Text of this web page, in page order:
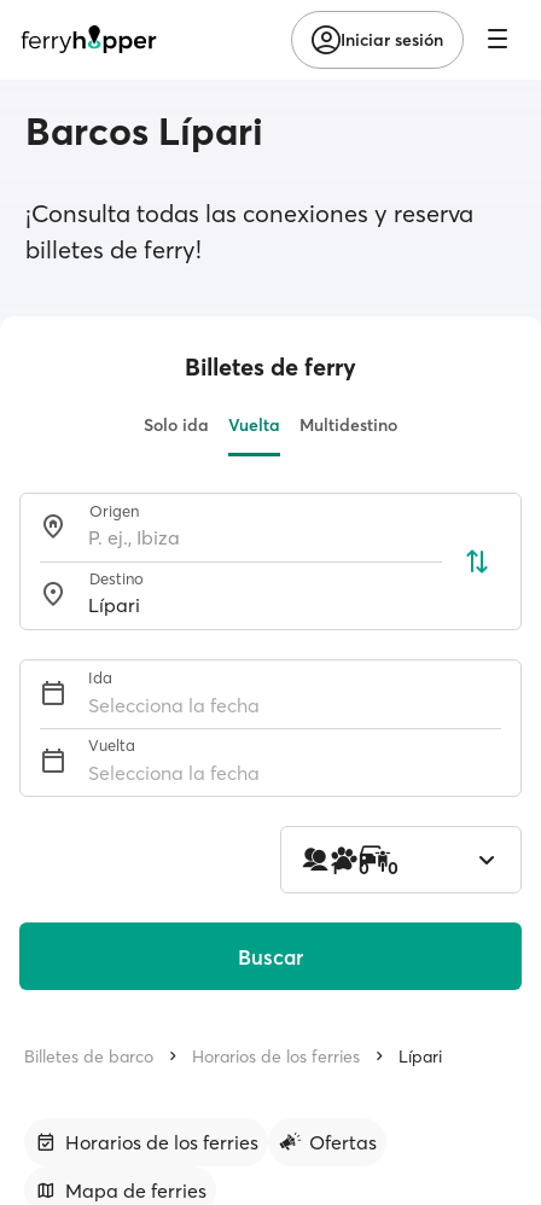
Iniciar sesión
Barcos Lípari
¡Consulta todas las conexiones y reserva
billetes de ferry!
Billetes de ferry
Solo ida Vuelta Multidestino
Origen
Destino
Ida
Selecciona la fecha
Vuelta
Selecciona la fecha
1 0 0
Buscar
Billetes de barco Horarios de los ferries Lípari
Horarios de los ferries
Ofertas
Mapa de ferries